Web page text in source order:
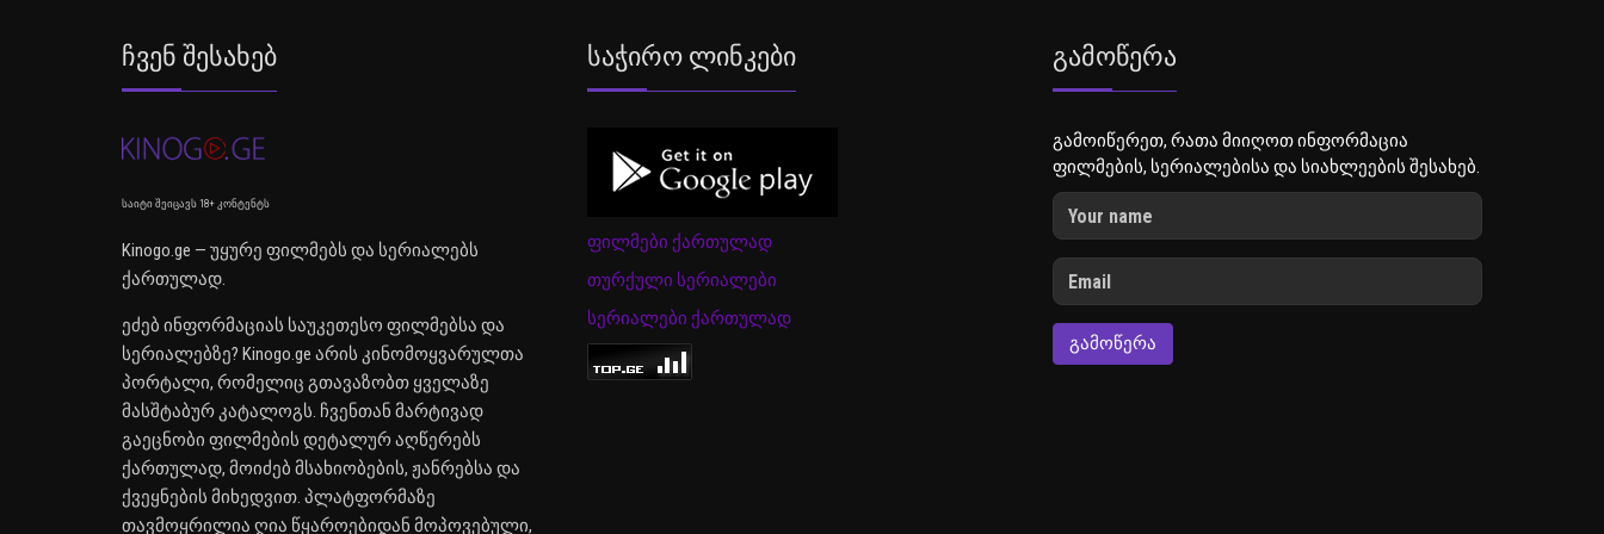
Ჩვენ Შესახებ
საიტი შეიცავს 18+ კონტენტს
Kinogo.ge — უყურე ფილმებს და სერიალებს
ქართულად.
ეძებ ინფორმაციას საუკეთესო ფილმებსა და
სერიალებზე? Kinogo.ge არის კინომოყვარულთა
პორტალი, რომელიც გთავაზობთ ყველაზე
მასშტაბურ კატალოგს. ჩვენთან მარტივად
გაეცნობი ფილმების დეტალურ აღწერებს
ქართულად, მოიძებ მსახიობების, ჟანრებსა და
ქვეყნების მიხედვით. პლატფორმაზე
თავმოყრილია ღია წყაროებიდან მოპოვებული,
Საჭირო Ლინკები
ფილმები ქართულად
თურქული სერიალები
სერიალები ქართულად
Გამოწერა
გამოიწერეთ, რათა მიიღოთ ინფორმაცია
ფილმების, სერიალებისა და სიახლეების შესახებ.
ᲒᲐᲛᲝᲬᲔᲠᲐ